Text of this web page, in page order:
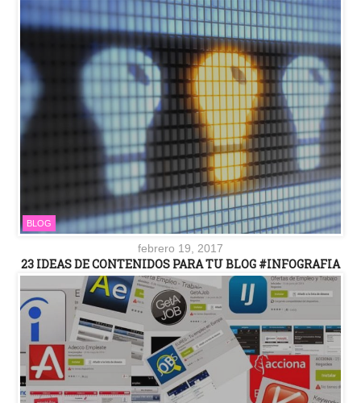
BLOG
febrero 19, 2017
23 IDEAS DE CONTENIDOS PARA TU BLOG #INFOGRAFIA